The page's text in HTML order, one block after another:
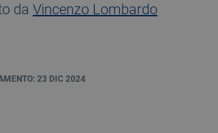
da Vincenzo Lombardo
23 DIC 2024